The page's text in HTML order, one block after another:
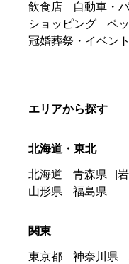
飲食店
自動車・
ショッピング
ペ
冠婚葬祭・イベント
エリアから探す
北海道・東北
北海道 青森県
山形県
福島県
関東
東京都 神奈川県